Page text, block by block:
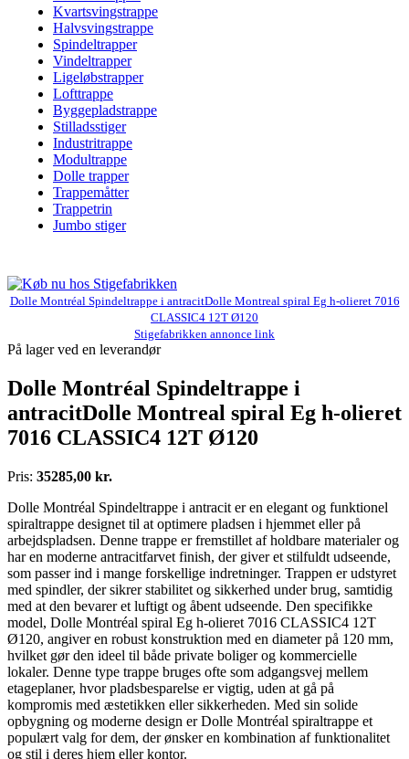
Kvartsvingstrappe
Halvsvingstrappe
Spindeltrapper
Vindeltrapper
Ligeløbstrapper
Lofttrappe
Byggepladstrappe
Stilladsstiger
Industritrappe
Modultrappe
Dolle trapper
Trappemåtter
Trappetrin
Jumbo stiger
Dolle Montréal Spindeltrappe i antracitDolle Montreal spiral Eg h-olieret 7016
CLASSIC4 12T Ø120
Stigefabrikken annonce link
På lager ved en leverandør
Dolle Montréal Spindeltrappe i
antracitDolle Montreal spiral Eg h-olieret
7016 CLASSIC4 12T Ø120
Pris: 35285,00 kr.
Dolle Montréal Spindeltrappe i antracit er en elegant og funktionel
spiraltrappe designet til at optimere pladsen i hjemmet eller på
arbejdspladsen. Denne trappe er fremstillet af holdbare materialer og
har en moderne antracitfarvet finish, der giver et stilfuldt udseende,
som passer ind i mange forskellige indretninger. Trappen er udstyret
med spindler, der sikrer stabilitet og sikkerhed under brug, samtidig
med at den bevarer et luftigt og åbent udseende. Den specifikke
model, Dolle Montréal spiral Eg h-olieret 7016 CLASSIC4 12T
Ø120, angiver en robust konstruktion med en diameter på 120 mm,
hvilket gør den ideel til både private boliger og kommercielle
lokaler. Denne type trappe bruges ofte som adgangsvej mellem
etageplaner, hvor pladsbesparelse er vigtig, uden at gå på
kompromis med æstetikken eller sikkerheden. Med sin solide
opbygning og moderne design er Dolle Montréal spiraltrappe et
populært valg for dem, der ønsker en kombination af funktionalitet
og stil i deres hjem eller kontor.